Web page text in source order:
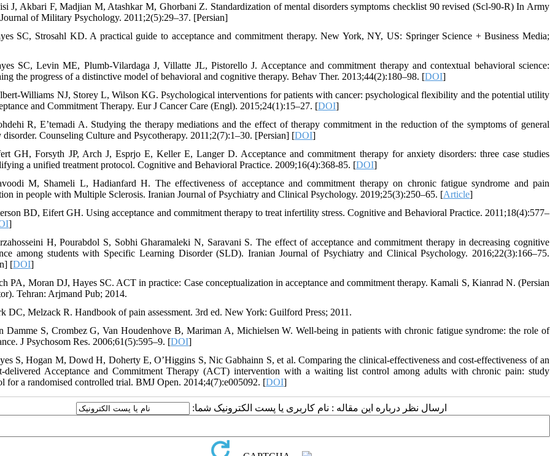
J, Akbari F, Madjian M, Atashkar M, Ghorbani Z. Standardization of mental disorders symptoms checklist 90 revised (Scl-90-R) In Army
of Military Psychology. 2011;2(5):29–37. [Persian]
SC, Strosahl KD. A practical guide to acceptance and commitment therapy. New York, NY, US: Springer Science + Business Media;
SC, Levin ME, Plumb-Vilardaga J, Villatte JL, Pistorello J. Acceptance and commitment therapy and contextual behavioral science:
the progress of a distinctive model of behavioral and cognitive therapy. Behav Ther. 2013;44(2):180–98. [DOI]
Williams NJ, Storey L, Wilson KG. Psychological interventions for patients with cancer: psychological flexibility and the potential utility
and Commitment Therapy. Eur J Cancer Care (Engl). 2015;24(1):15–27. [DOI]
R, E’temadi A. Studying the therapy mediations and the effect of therapy commitment in the reduction of the symptoms of general
disorder. Counseling Culture and Psycotherapy. 2011;2(7):1–30. [Persian] [DOI]
GH, Forsyth JP, Arch J, Esprjo E, Keller E, Langer D. Acceptance and commitment therapy for anxiety disorders: three case studies
a unified treatment protocol. Cognitive and Behavioral Practice. 2009;16(4):368-85. [DOI]
M, Shameli L, Hadianfard H. The effectiveness of acceptance and commitment therapy on chronic fatigue syndrome and pain
in people with Multiple Sclerosis. Iranian Journal of Psychiatry and Clinical Psychology. 2019;25(3):250–65. [Article]
BD, Eifert GH. Using acceptance and commitment therapy to treat infertility stress. Cognitive and Behavioral Practice. 2011;18(4):577–
]
H, Pourabdol S, Sobhi Gharamaleki N, Saravani S. The effect of acceptance and commitment therapy in decreasing cognitive
among students with Specific Learning Disorder (SLD). Iranian Journal of Psychiatry and Clinical Psychology. 2016;22(3):166–75.
[DOI]
PA, Moran DJ, Hayes SC. ACT in practice: Case conceptualization in acceptance and commitment therapy. Kamali S, Kianrad N. (Persian
Tehran: Arjmand Pub; 2014.
DC, Melzack R. Handbook of pain assessment. 3rd ed. New York: Guilford Press; 2011.
Damme S, Crombez G, Van Houdenhove B, Mariman A, Michielsen W. Well-being in patients with chronic fatigue syndrome: the role of
J Psychosom Res. 2006;61(5):595–9. [DOI]
S, Hogan M, Dowd H, Doherty E, O’Higgins S, Nic Gabhainn S, et al. Comparing the clinical-effectiveness and cost-effectiveness of an
delivered Acceptance and Commitment Therapy (ACT) intervention with a waiting list control among adults with chronic pain: study
for a randomised controlled trial. BMJ Open. 2014;4(7):e005092. [DOI]
ارسال نظر درباره این مقاله : نام کاربری یا پست الکترونیک شما: